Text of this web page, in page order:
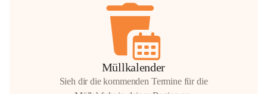
Müllkalender
Sieh dir die kommenden Termine für die